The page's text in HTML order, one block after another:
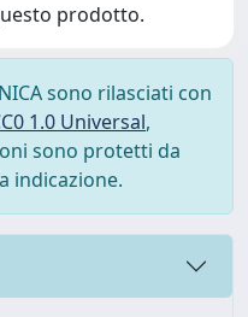
prodotto.
sono rilasciati con
1.0 Universal,
sono protetti da
indicazione.